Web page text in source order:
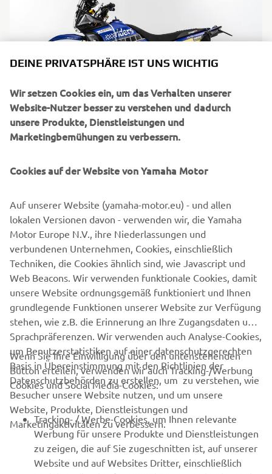
UNTERNEHMEN
B2B
MEHR VON YAMAHA
DEINE PRIVATSPHÄRE IST UNS WICHTIG
Wir setzen Cookies ein, um das Verhalten unserer
Website-Nutzer besser zu verstehen und dadurch
unsere Produkte, Dienstleistungen und
Marketingbemühungen zu verbessern.
Cookies auf der Website von Yamaha Motor
Auf unserer Website (yamaha-motor.eu) - und allen
lokalen Versionen davon - verwenden wir, die Yamaha
Motor Europe N.V., ihre Niederlassungen und
verbundenen Unternehmen, Cookies, einschließlich
Techniken, die Cookies ähnlich sind, wie Javascript und
Web Beacons. Wir verwenden funktionale Cookies, damit
unsere Website ordnungsgemäß funktioniert und Ihnen
grundlegende Funktionen unserer Website zur Verfügung
stehen, wie z.B. die Erinnerung an Ihre Zugangsdaten und
Sprachpräferenzen. Wir verwenden auch Analyse-Cookies,
um Benutzerstatistiken auf einer datenschutzgerechten
Basis in Übereinstimmung mit den Richtlinien der
Datenschutzbehörden zu erstellen, um zu verstehen, wie
Besucher unsere Website nutzen, und um unsere
Website, Produkte, Dienstleistungen und
Marketingaktivitäten zu verbessern.
Wenn Sie Ihre Einwilligung über den untenstehenden
Button erteilen, verwenden wir auch Tracking-/Werbung
Cookies und Social Media-Cookies:
Tracking- / Werbe-Cookies, um Ihnen relevante
Werbung für unsere Produkte und Dienstleistungen
zu zeigen, die auf Sie zugeschnitten ist, auf unserer
Website und auf Websites Dritter, einschließlich